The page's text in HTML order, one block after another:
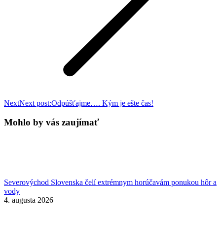
NextNext post:Odpúšťajme…. Kým je ešte čas!
Mohlo by vás zaujímať
Severovýchod Slovenska čelí extrémnym horúčavám ponukou hôr a
vody
4. augusta 2026